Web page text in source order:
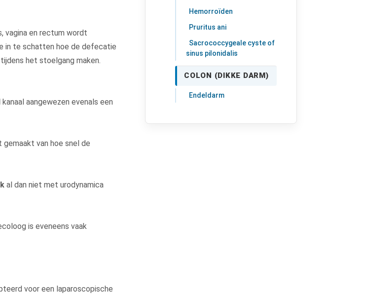
vagina en rectum wordt
in te schatten hoe de defecatie
het stoelgang maken.
aangewezen evenals een
gemaakt van hoe snel de
al dan niet met urodynamica
is eveneens vaak
voor een laparoscopische
Hemorroïden
Pruritus ani
Sacrococcygeale cyste of
sinus pilonidalis
COLON (DIKKE DARM)
Endeldarm